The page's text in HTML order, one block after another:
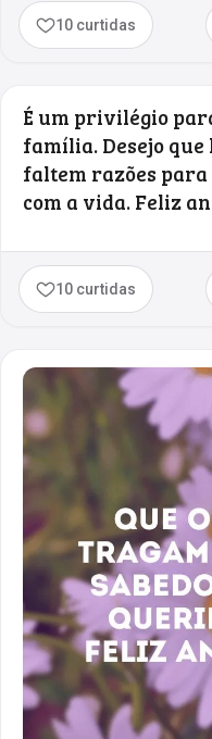
10 curtidas
É um privilégio
família. Desejo que
faltem razões
com a vida. Feliz
10 curtidas